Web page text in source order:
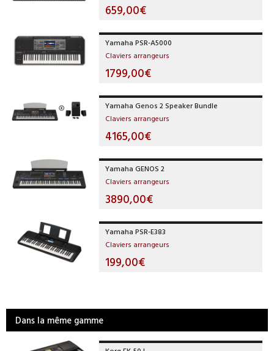
659,00€
Yamaha PSR-A5000
Claviers arrangeurs
1799,00€
Yamaha Genos 2 Speaker Bundle
Claviers arrangeurs
4165,00€
Yamaha GENOS 2
Claviers arrangeurs
3890,00€
Yamaha PSR-E383
Claviers arrangeurs
199,00€
Dans la même gamme